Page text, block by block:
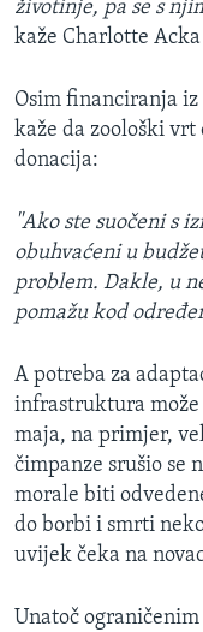
životinje, pa se s
kaže Charlotte
Osim financiranja
kaže da zoološki
donacija:
''Ako ste suočeni s
obuhvaćeni u
problem. Dakle, u
pomažu kod
A potreba za
infrastruktura može
maja, na primjer,
čimpanze srušio se
morale biti
do borbi i smrti
uvijek čeka na
Unatoč